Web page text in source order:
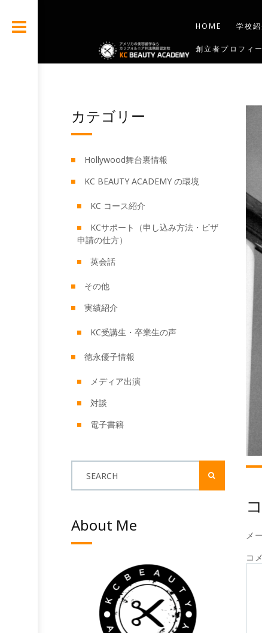
HOME 学校
創立者プロフィ
カテゴリー
Hollywood舞台裏情報
KC BEAUTY ACADEMY の環境
KC コース紹介
KCサポート（申し込み方法・ビザ
申請の仕方）
英会話
その他
実績紹介
KC受講生・卒業生の声
徳永優子情報
メディア出演
対談
電子書籍
SEARCH
About Me
メ
コ